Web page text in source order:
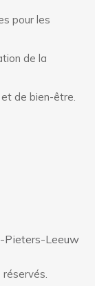
pour les
de la
de bien-être.
Pieters-Leeuw